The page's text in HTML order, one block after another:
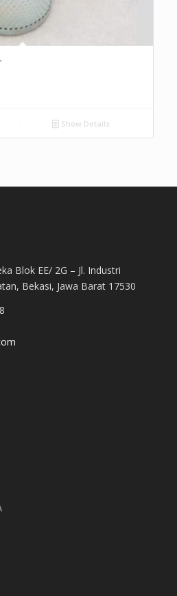
Show Details
Blok EE/ 2G – Jl. Industri
Bekasi, Jawa Barat 17530